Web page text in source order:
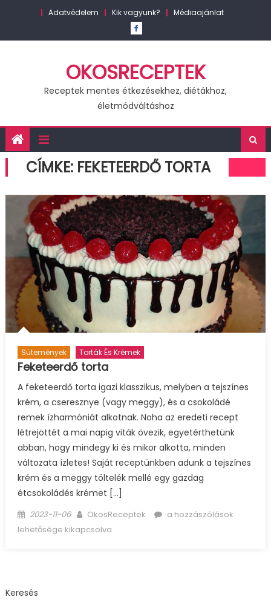
Adatvédelem Kik vagyunk? Médiaajánlat
OKOSRECEPTEK
Receptek mentes étkezésekhez, diétákhoz,
életmódváltáshoz
CÍMKE: FEKETEERDŐ TORTA
Sütemények Torták És Krémek
Feketeerdő torta
A feketeerdő torta igazi klasszikus, melyben a tejszínes
krém, a cseresznye (vagy meggy), és a csokoládé
remek ízharmóniát alkotnak. Noha az eredeti recept
létrejöttét a mai napig viták övezik, egyetérthetünk
abban, hogy mindegy ki és mikor alkotta, minden
változata ízletes! Saját receptünkben adunk a tejszínes
krém és a meggy töltelék mellé egy gazdag
étcsokoládés krémet […]
Posted
on
2023-11-06 Author
OkosReceptek
Feketeerdő
a hozzászólások
lehetősége kikapcsolva
Keresés